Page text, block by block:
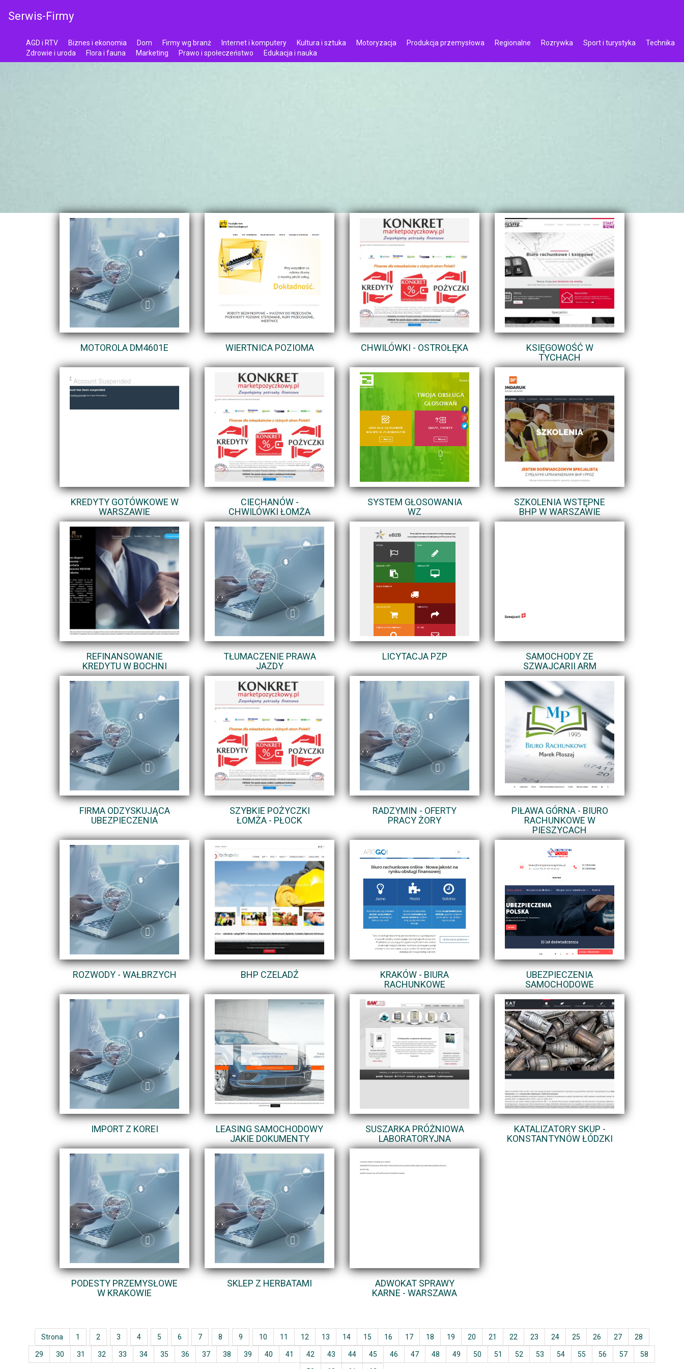
Serwis-Firmy
AGD i RTV Biznes i ekonomia Dom Firmy wg branż Internet i komputery Kultura i sztuka Motoryzacja Produkcja przemysłowa Regionalne Rozrywka Sport i turystyka
Technika
Zdrowie i uroda
Flora i fauna Marketing Prawo i społeczeństwo Edukacja i nauka
MOTOROLA DM4601E WIERTNICA POZIOMA CHWILÓWKI - OSTROŁĘKA
KSIĘGOWOŚĆ W
TYCHACH
KREDYTY GOTÓWKOWE W
WARSZAWIE
CIECHANÓW -
CHWILÓWKI ŁOMŻA
SYSTEM GŁOSOWANIA
WZ
SZKOLENIA WSTĘPNE
BHP W WARSZAWIE
REFINANSOWANIE
KREDYTU W BOCHNI
TŁUMACZENIE PRAWA
JAZDY
LICYTACJA PZP
SAMOCHODY ZE
SZWAJCARII ARM
FIRMA ODZYSKUJĄCA
UBEZPIECZENIA
SZYBKIE POŻYCZKI
ŁOMŻA - PŁOCK
RADZYMIN - OFERTY
PRACY ŻORY
PIŁAWA GÓRNA - BIURO
RACHUNKOWE W
PIESZYCACH
ROZWODY - WAŁBRZYCH BHP CZELADŹ
KRAKÓW - BIURA
RACHUNKOWE
UBEZPIECZENIA
SAMOCHODOWE
IMPORT Z KOREI
LEASING SAMOCHODOWY
JAKIE DOKUMENTY
SUSZARKA PRÓŻNIOWA
LABORATORYJNA
KATALIZATORY SKUP -
KONSTANTYNÓW ŁÓDZKI
PODESTY PRZEMYSŁOWE
W KRAKOWIE
SKLEP Z HERBATAMI
ADWOKAT SPRAWY
KARNE - WARSZAWA
Strona 1 2 3 4 5 6 7 8 9 10 11 12 13 14 15 16 17 18 19 20 21 22 23 24 25 26 27 28
29 30 31 32 33 34 35 36 37 38 39 40 41 42 43 44 45 46 47 48 49 50 51 52 53 54 55 56 57 58